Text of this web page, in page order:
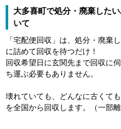
大多喜町で処分・廃棄した
いて
「宅配便回収」は、処分・廃棄
に詰めて回収を待つだけ！
回収希望日に玄関先まで回収に
ち運ぶ必要もありません。
壊れていても、どんなに古くて
を全国から回収します。（一部離